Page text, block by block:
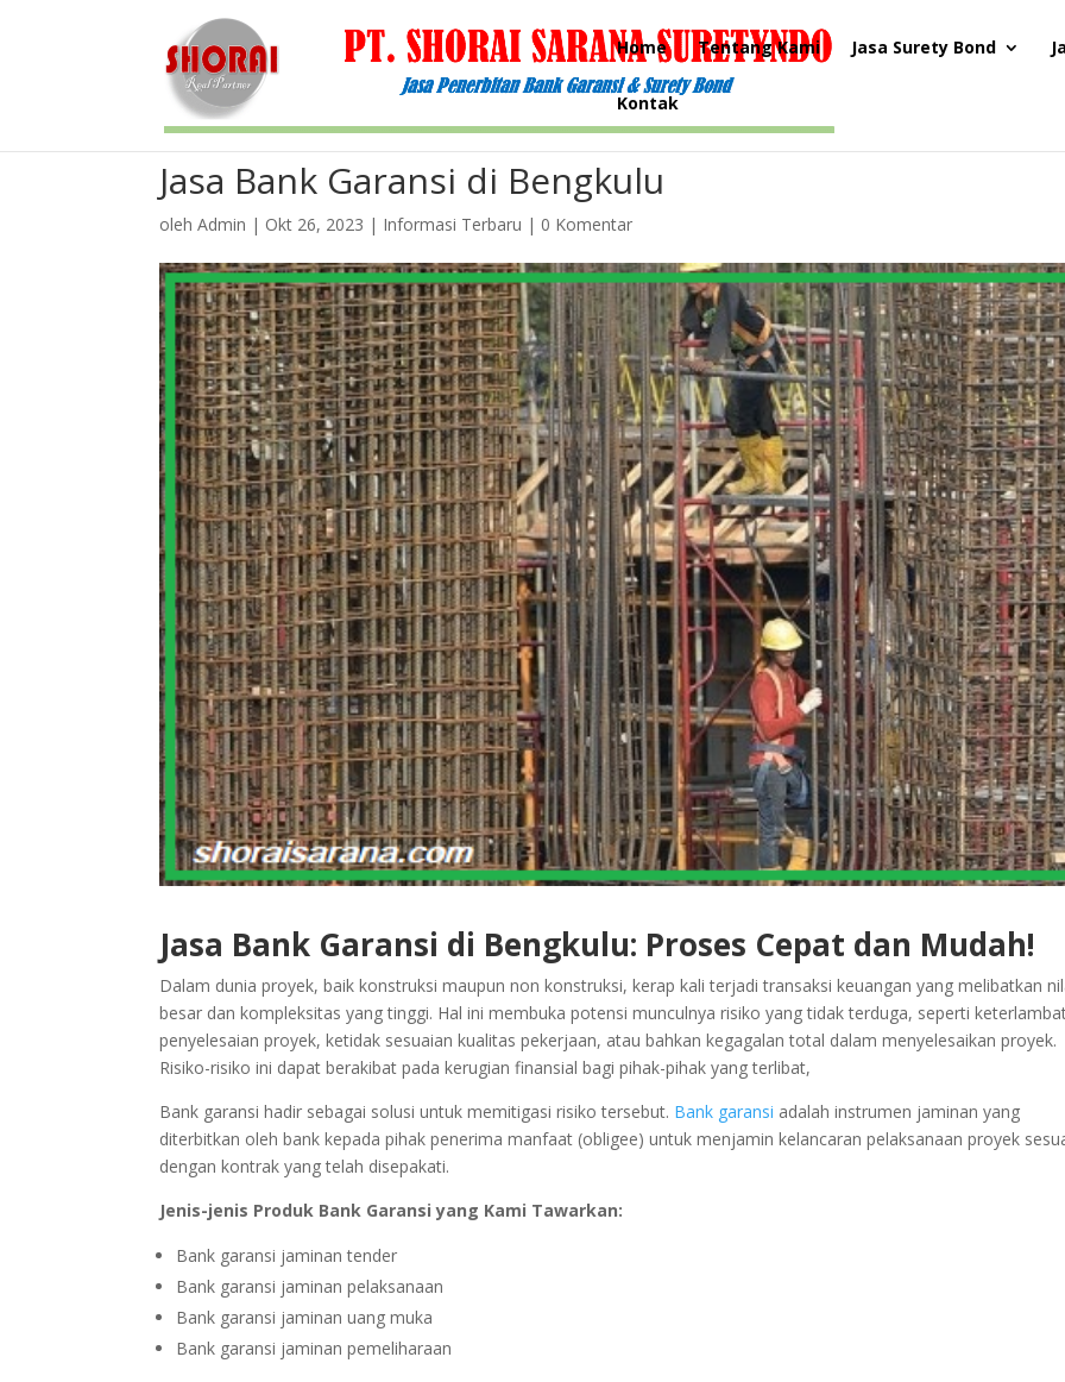
Home Tentang Kami Jasa Surety Bond
Kontak
Jasa Bank Garansi di Bengkulu
olehAdmin | Okt 26, 2023 | Informasi Terbaru | 0 Komentar
Jasa Bank Garansi di Bengkulu: Proses Cepat dan Mudah!
Dalam dunia proyek, baik konstruksi maupun non konstruksi, kerap kali terjadi transaksi keuangan yang melibatkan
besar dan kompleksitas yang tinggi. Hal ini membuka potensi munculnya risiko yang tidak terduga, seperti
penyelesaian proyek, ketidak sesuaian kualitas pekerjaan, atau bahkan kegagalan total dalam menyelesaikan proyek.
Risiko-risiko ini dapat berakibat pada kerugian finansial bagi pihak-pihak yang terlibat,
Bank garansi hadir sebagai solusi untuk memitigasi risiko tersebut. Bank garansi adalah instrumen jaminan yang
diterbitkan oleh bank kepada pihak penerima manfaat (obligee) untuk menjamin kelancaran pelaksanaan proyek
dengan kontrak yang telah disepakati.
Jenis-jenis Produk Bank Garansi yang Kami Tawarkan:
Bank garansi jaminan tender
Bank garansi jaminan pelaksanaan
Bank garansi jaminan uang muka
Bank garansi jaminan pemeliharaan